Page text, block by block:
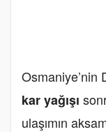
Osmaniye’nin
kar yağışı
ulaşımın